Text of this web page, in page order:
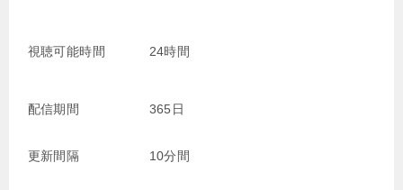
視聴可能時間 24時間
配信期間 365日
更新間隔 10分間